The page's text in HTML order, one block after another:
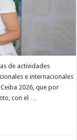
de actividades
e internacionales
2026, que por
con el …